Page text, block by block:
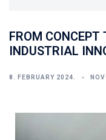
FROM
INDUSTRIAL
8. FEBRUARY 2024.